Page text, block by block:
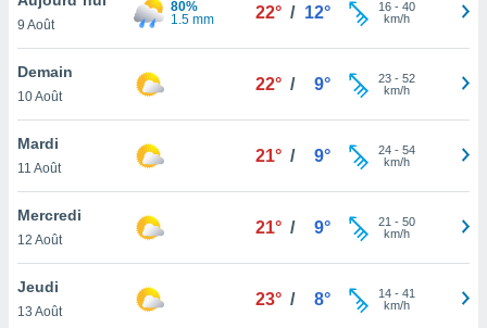
et
»,
au
vous
qu'ils
ou
le
9 Août
80%
1.5 mm
22° / 12° 16- 40
km/h
Demain
10 Août
22° / 9° 23- 52
km/h
Mardi
11 Août
21° / 9° 24- 54
km/h
Mercredi
12 Août
21° / 9° 21 - 50
km/h
Jeudi
13 Août
23° / 8° 14- 41
km/h